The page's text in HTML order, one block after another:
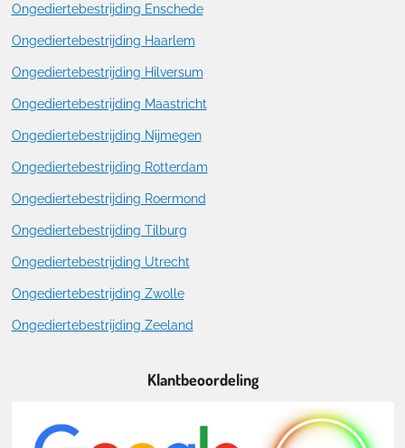
Ongediertebestrijding Enschede
Ongediertebestrijding Haarlem
Ongediertebestrijding Hilversum
Ongediertebestrijding Maastricht
Ongediertebestrijding Nijmegen
Ongediertebestrijding Rotterdam
Ongediertebestrijding Roermond
Ongediertebestrijding Tilburg
Ongediertebestrijding Utrecht
Ongediertebestrijding Zwolle
Ongediertebestrijding Zeeland
Klantbeoordeling